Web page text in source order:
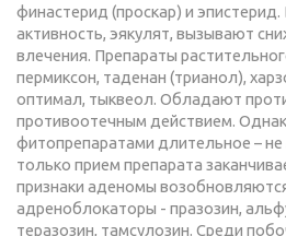
финастерид (проскар) и
активность, эякулят, вызывают
влечения. Препараты
пермиксон, таденан (трианол),
оптимал, тыквеол. Обладают
противоотечным действием.
фитопрепаратами длительное –
только прием препарата
признаки аденомы
адреноблокаторы - празозин,
теразозин, тамсулозин. Среди